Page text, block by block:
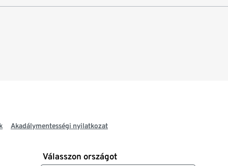
Akadálymentességi nyilatkozat
Válasszon országot